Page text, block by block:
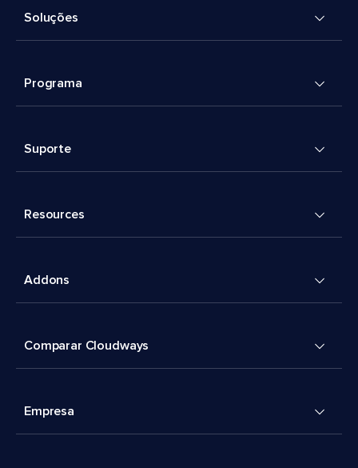
Soluções
Programa
Suporte
Resources
Addons
Comparar Cloudways
Empresa